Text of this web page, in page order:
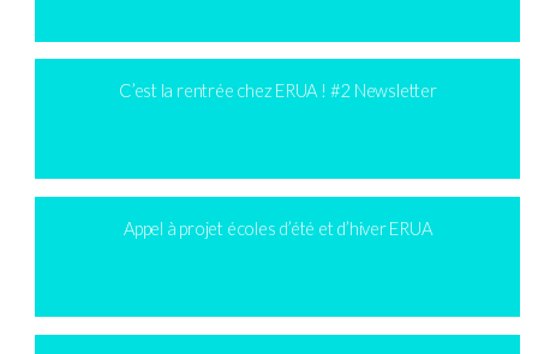
C’est la rentrée chez ERUA ! #2 Newsletter
Appel à projet écoles d’été et d’hiver ERUA